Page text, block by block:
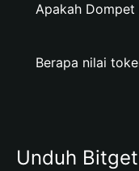
Apakah Dompet
Berapa nilai
Unduh